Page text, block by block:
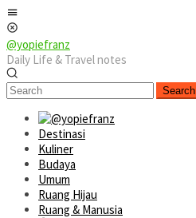
Skip
to
content
@yopiefranz
Daily Life & Travel notes
Search
Destinasi
Kuliner
Budaya
Umum
Ruang Hijau
Ruang & Manusia